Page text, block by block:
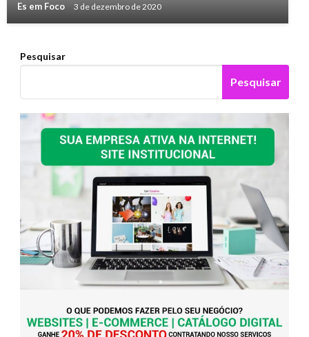
Es em Foco 3 de dezembro de 2020
Pesquisar
Pesquisar